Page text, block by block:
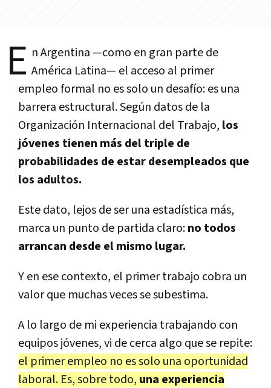
E n Argentina —como en gran parte de
América Latina— el acceso al primer
empleo formal no es solo un desafío: es una
barrera estructural. Según datos de la
Organización Internacional del Trabajo, los
jóvenes tienen más del triple de
probabilidades de estar desempleados que
los adultos.
Este dato, lejos de ser una estadística más,
marca un punto de partida claro:no todos
arrancan desde el mismo lugar.
Y en ese contexto, el primer trabajo cobra un
valor que muchas veces se subestima.
A lo largo de mi experiencia trabajando con
equipos jóvenes, vi de cerca algo que se repite:
el primer empleo no es solo una oportunidad
laboral. Es, sobre todo, una experiencia